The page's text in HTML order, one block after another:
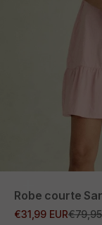
Robe courte
Prix promotionnel
€31,99 EURPrix
€79,95